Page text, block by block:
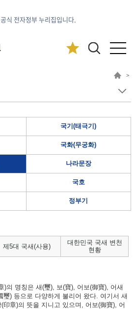
식 전자정부 누리집입니다.
>
국기(태극기)
국화(무궁화)
나라문장
국호
정부기
제5대 국새(사용)
대한민국 국새 변천
현황
)의 명칭은 새(璽), 보(寶), 어보(御寶), 어새
璽) 등으로 다양하게 불리어 왔다. 여기서 새
印章)의 뜻을 지니고 있으며, 어보(御寶), 어